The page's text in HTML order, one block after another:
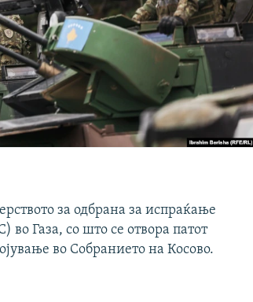
за одбрана за испраќање
Газа, со што се отвора патот
во Собранието на Косово.